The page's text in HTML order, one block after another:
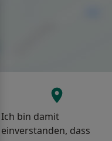
Ich bin damit
einverstanden, dass